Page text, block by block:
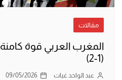
مقالات
المغرب العربي قوة
(1-2)
عبد الواحد غيات 09/05/2026